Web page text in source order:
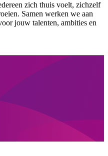
zich thuis voelt, zichzelf
Samen werken we aan
jouw talenten, ambities en